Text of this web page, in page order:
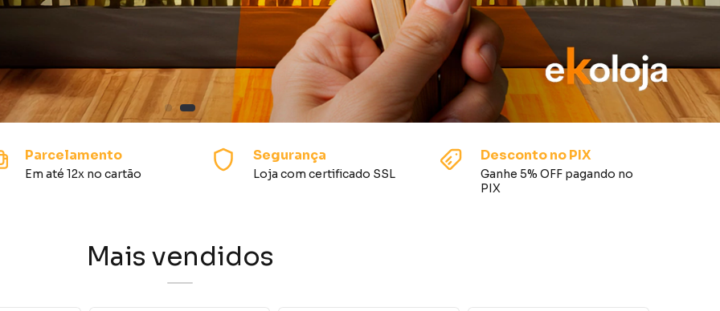
Parcelamento
Em até 12x no cartão
Segurança
Loja com certificado SSL
Desconto no PIX
Ganhe 5% OFF pagando no
PIX
Mais vendidos